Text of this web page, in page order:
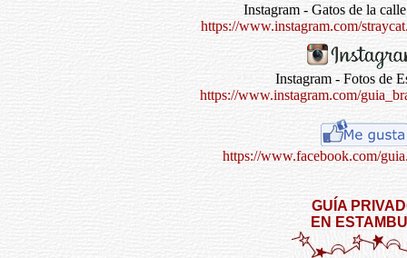
Instagram - Gatos de la
https://www.instagram.com/
Instagram - Fotos de
https://www.instagram.com/
https://www.facebook.com/
GUÍA
EN